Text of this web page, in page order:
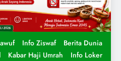
Info Ziswaf
Berita Dunia
Kabar Haji Umrah
Info Loker